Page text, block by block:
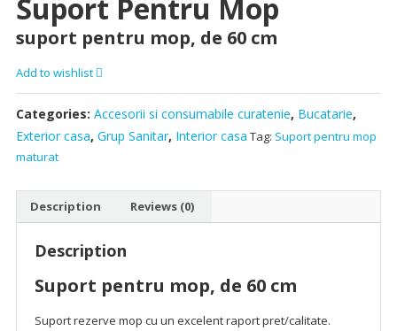
Suport Pentru Mop
suport pentru mop, de 60 cm
Add to wishlist
Categories: Accesorii si consumabile curatenie, Bucatarie,
Exterior casa, Grup Sanitar, Interior casa Tag: Suport pentru mop
maturat
Description Reviews (0)
Description
Suport pentru mop, de 60 cm
Suport rezerve mop cu un excelent raport pret/calitate.